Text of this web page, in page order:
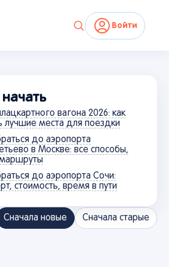
Войти
вагона 2026: как
лучшие места для поездки
до аэропорта
в Москве: все способы,
до аэропорта Сочи:
стоимость, время в пути
Сначала новые Сначала старые